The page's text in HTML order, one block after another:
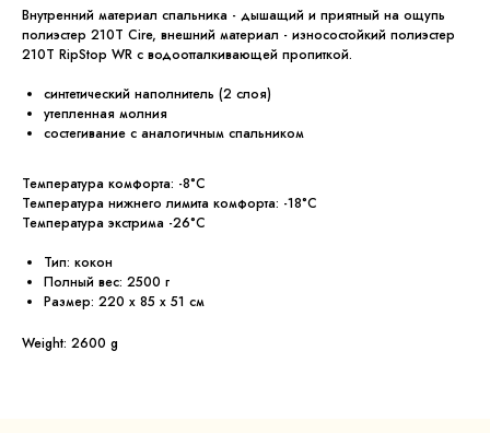
Внутренний материал спальника - дышащий и приятный на ощупь
полиэстер 210Т Cire, внешний материал - износостойкий полиэстер
210T RipStop WR с водоотталкивающей пропиткой.
синтетический наполнитель (2 слоя)
утепленная молния
состегивание с аналогичным спальником
Температура комфорта: -8°C
Температура нижнего лимита комфорта: -18°C
Температура экстрима -26°C
Тип: кокон
Полный вес: 2500 г
Размер: 220 x 85 x 51 см
Weight: 2600 g